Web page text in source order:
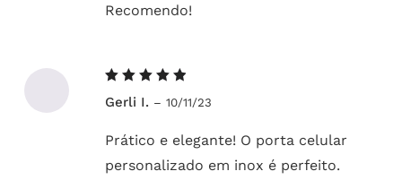
Recomendo!
5de 5
Gerli I. – 10/11/23
Prático e elegante! O porta celular
personalizado em inox é perfeito.